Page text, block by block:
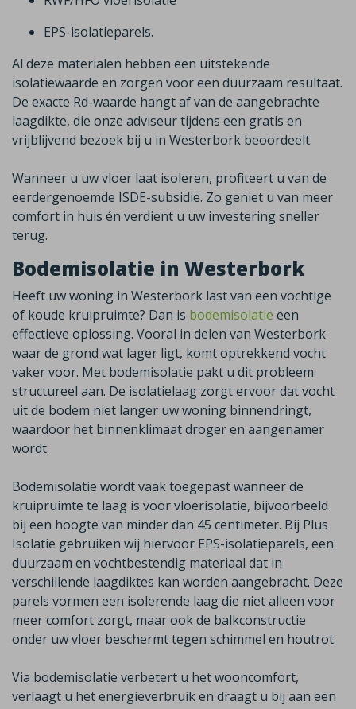
EPS-isolatieparels.
Al deze materialen hebben een uitstekende
isolatiewaarde en zorgen voor een duurzaam resultaat.
De exacte Rd-waarde hangt af van de aangebrachte
laagdikte, die onze adviseur tijdens een gratis en
vrijblijvend bezoek bij u in Westerbork beoordeelt.
Wanneer u uw vloer laat isoleren, profiteert u van de
eerdergenoemde ISDE-subsidie. Zo geniet u van meer
comfort in huis én verdient u uw investering sneller
terug.
Bodemisolatie in Westerbork
Heeft uw woning in Westerbork last van een vochtige
of koude kruipruimte? Dan is bodemisolatie een
effectieve oplossing. Vooral in delen van Westerbork
waar de grond wat lager ligt, komt optrekkend vocht
vaker voor. Met bodemisolatie pakt u dit probleem
structureel aan. De isolatielaag zorgt ervoor dat vocht
uit de bodem niet langer uw woning binnendringt,
waardoor het binnenklimaat droger en aangenamer
wordt.
Bodemisolatie wordt vaak toegepast wanneer de
kruipruimte te laag is voor vloerisolatie, bijvoorbeeld
bij een hoogte van minder dan 45 centimeter. Bij Plus
Isolatie gebruiken wij hiervoor EPS-isolatieparels, een
duurzaam en vochtbestendig materiaal dat in
verschillende laagdiktes kan worden aangebracht. Deze
parels vormen een isolerende laag die niet alleen voor
meer comfort zorgt, maar ook de balkconstructie
onder uw vloer beschermt tegen schimmel en houtrot.
Via bodemisolatie verbetert u het wooncomfort,
verlaagt u het energieverbruik en draagt u bij aan een